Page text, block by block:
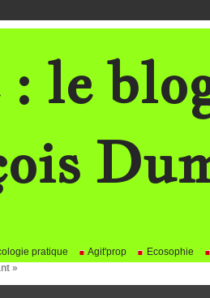
le
pratique Agit'prop Ecosophie
»